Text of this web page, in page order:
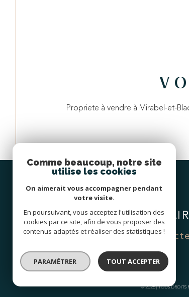
Propriete à vendre à Mirabel-et-
Se
© 2026 | TOUS DROITS
Comme beaucoup, notre site
utilise les cookies
On aimerait vous accompagner pendant
votre visite.
En poursuivant, vous acceptez l'utilisation des
cookies par ce site, afin de vous proposer des
contenus adaptés et réaliser des statistiques !
PARAMÉTRER TOUT ACCEPTER